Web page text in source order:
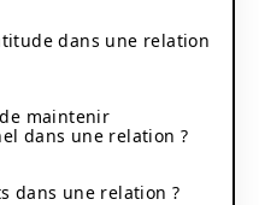
dans une relation
maintenir
dans une relation ?
dans une relation ?